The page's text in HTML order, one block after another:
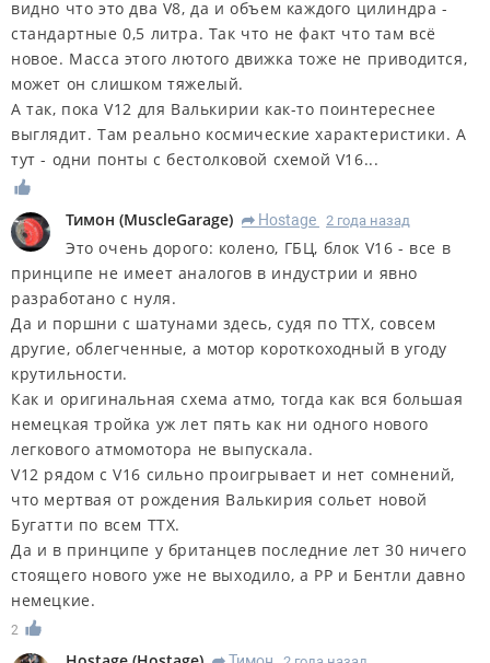
видно что это два V8, да и объем каждого цилиндра -
стандартные 0,5 литра. Так что не факт что там всё
новое. Масса этого лютого движка тоже не приводится,
может он слишком тяжелый.
А так, пока V12 для Валькирии как-то поинтереснее
выглядит. Там реально космические характеристики. А
тут - одни понты с бестолковой схемой V16...
Тимон (MuscleGarage) R Hostage 2 года назад
Это очень дорого: колено, ГБЦ, блок V16 - все в
принципе не имеет аналогов в индустрии и явно
разработано с нуля.
Да и поршни с шатунами здесь, судя по ТТХ, совсем
другие, облегченные, а мотор короткоходный в угоду
крутильности.
Как и оригинальная схема атмо, тогда как вся большая
немецкая тройка уж лет пять как ни одного нового
легкового атмомотора не выпускала.
V12 рядом с V16 сильно проигрывает и нет сомнений,
что мертвая от рождения Валькирия сольет новой
Бугатти по всем ТТХ.
Да и в принципе у британцев последние лет 30 ничего
стоящего нового уже не выходило, а РР и Бентли давно
немецкие.
2